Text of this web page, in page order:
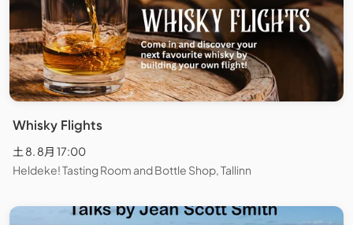
Whisky Flights
土 8. 8月 17:00
Heldeke! Tasting Room and Bottle Shop, Tallinn